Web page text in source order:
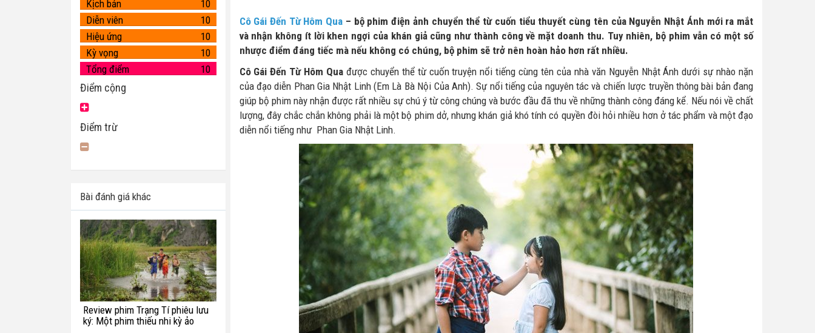
Kịch bản
10
Diễn viên
10
Hiệu ứng
10
Kỳ vọng
10
Tổng điểm
10
Điểm cộng
Điểm trừ
Bài đánh giá khác
Review phim Trạng Tí phiêu lưu
ký: Một phim thiếu nhi kỳ ảo
Cô Gái Đến Từ Hôm Qua – bộ phim điện ảnh chuyển thể từ cuốn tiểu thuyết cùng tên của Nguyễn Nhật Ánh mới ra mắt
và nhận không ít lời khen ngợi của khán giả cũng như thành công về mặt doanh thu. Tuy nhiên, bộ phim vẫn có một số
nhược điểm đáng tiếc mà nếu không có chúng, bộ phim sẽ trở nên hoàn hảo hơn rất nhiều.
Cô Gái Đến Từ Hôm Qua được chuyển thể từ cuốn truyện nổi tiếng cùng tên của nhà văn Nguyễn Nhật Ánh dưới sự nhào nặn
của đạo diễn Phan Gia Nhật Linh (Em Là Bà Nội Của Anh). Sự nổi tiếng của nguyên tác và chiến lược truyền thông bài bản đang
giúp bộ phim này nhận được rất nhiều sự chú ý từ công chúng và bước đầu đã thu về những thành công đáng kể. Nếu nói về chất
lượng, đây chắc chắn không phải là một bộ phim dở, nhưng khán giả khó tính có quyền đòi hỏi nhiều hơn ở tác phẩm và một đạo
diễn nổi tiếng như Phan Gia Nhật Linh.